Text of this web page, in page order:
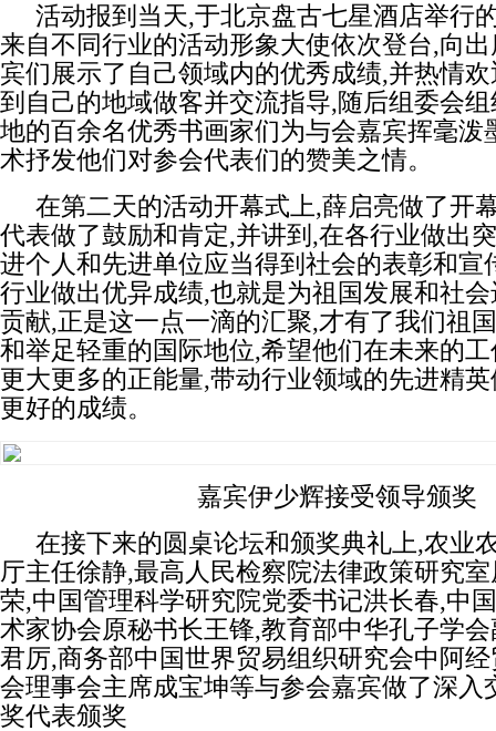
活动报到当天,于北京盘古七星酒店举行
来自不同行业的活动形象大使依次登台,向
宾们展示了自己领域内的优秀成绩,并热情
到自己的地域做客并交流指导,随后组委会
地的百余名优秀书画家们为与会嘉宾挥毫泼
术抒发他们对参会代表们的赞美之情。
在第二天的活动开幕式上,薛启亮做了开
代表做了鼓励和肯定,并讲到,在各行业做出
进个人和先进单位应当得到社会的表彰和宣
行业做出优异成绩,也就是为祖国发展和社
贡献,正是这一点一滴的汇聚,才有了我们祖
和举足轻重的国际地位,希望他们在未来的
更大更多的正能量,带动行业领域的先进精
更好的成绩。
嘉宾伊少辉接受领导颁奖
在接下来的圆桌论坛和颁奖典礼上,农业
厅主任徐静,最高人民检察院法律政策研究
荣,中国管理科学研究院党委书记洪长春,中
术家协会原秘书长王锋,教育部中华孔子学
君厉,商务部中国世界贸易组织研究会中阿
会理事会主席成宝坤等与参会嘉宾做了深入
奖代表颁奖